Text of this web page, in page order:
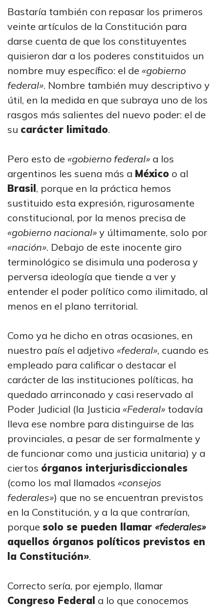
Bastaría también con repasar los primeros
veinte artículos de la Constitución para
darse cuenta de que los constituyentes
quisieron dar a los poderes constituidos un
nombre muy específico: el de «gobierno
federal». Nombre también muy descriptivo y
útil, en la medida en que subraya uno de los
rasgos más salientes del nuevo poder: el de
su carácter limitado.
Pero esto de «gobierno federal» a los
argentinos les suena más a México o al
Brasil, porque en la práctica hemos
sustituido esta expresión, rigurosamente
constitucional, por la menos precisa de
«gobierno nacional» y últimamente, solo por
«nación». Debajo de este inocente giro
terminológico se disimula una poderosa y
perversa ideología que tiende a ver y
entender el poder político como ilimitado, al
menos en el plano territorial.
Como ya he dicho en otras ocasiones, en
nuestro país el adjetivo «federal», cuando es
empleado para calificar o destacar el
carácter de las instituciones políticas, ha
quedado arrinconado y casi reservado al
Poder Judicial (la Justicia «Federal» todavía
lleva ese nombre para distinguirse de las
provinciales, a pesar de ser formalmente y
de funcionar como una justicia unitaria) y a
ciertos órganos interjurisdiccionales
(como los mal llamados «consejos
federales») que no se encuentran previstos
en la Constitución, y a la que contrarían,
porque solo se pueden llamar «federales»
aquellos órganos políticos previstos en
la Constitución».
Correcto sería, por ejemplo, llamar
Congreso Federal a lo que conocemos